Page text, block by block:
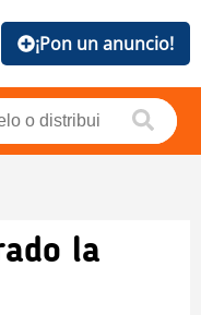
¡Pon un anuncio!
la